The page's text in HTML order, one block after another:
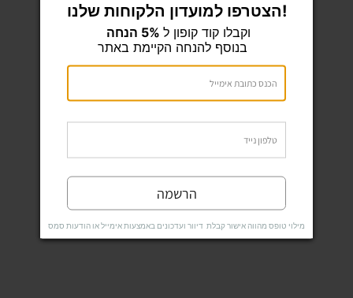
12% הנחה
הצטרפו למועדון הלקוחות שלנו!
וקבלו קוד קופון ל
הרשמה
מילוי טופס מהווה אישור קבלת דיוור ועדכונים באמצעות אימייל או הודעות סמס